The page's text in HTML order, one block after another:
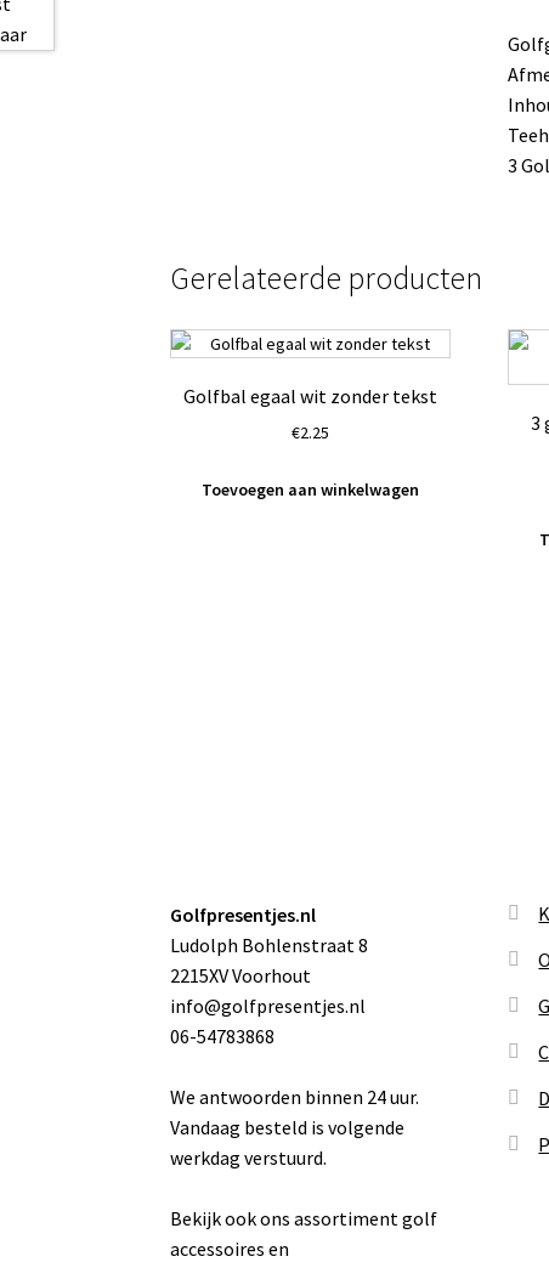
3
Gerelateerde producten
Golfbal egaal wit zonder tekst
€2.25
Toevoegen aan winkelwagen
3
Golfpresentjes.nl
Ludolph Bohlenstraat 8
2215XV Voorhout
info@golfpresentjes.nl
06-54783868
We antwoorden binnen 24 uur.
Vandaag besteld is volgende
werkdag verstuurd.
Bekijk ook ons assortiment golf
accessoires en